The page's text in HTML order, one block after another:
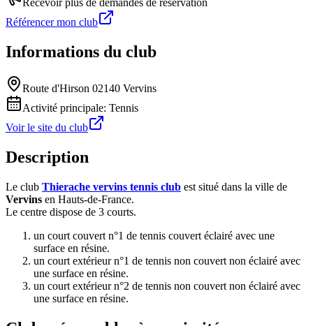
Recevoir plus de demandes de réservation
Référencer mon club
Informations du club
Route d'Hirson 02140 Vervins
Activité principale: Tennis
Voir le site du club
Description
Le club Thierache vervins tennis club est situé dans la ville de
Vervins en Hauts-de-France.
Le centre dispose de 3 courts.
un court couvert n°1 de tennis couvert éclairé avec une
surface en résine.
un court extérieur n°1 de tennis non couvert non éclairé avec
une surface en résine.
un court extérieur n°2 de tennis non couvert non éclairé avec
une surface en résine.